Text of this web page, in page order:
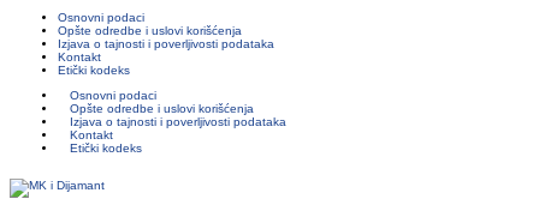
Osnovni podaci
Opšte odredbe i uslovi korišćenja
Izjava o tajnosti i poverljivosti podataka
Kontakt
Etički kodeks
Osnovni podaci
Opšte odredbe i uslovi korišćenja
Izjava o tajnosti i poverljivosti podataka
Kontakt
Etički kodeks